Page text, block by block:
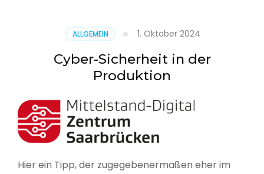
seinen
Lagebericht
zur
in
Deutschland
ALLGEMEIN 1. Oktober 2024
Cyber-Sicherheit in der
Produktion
Hier ein Tipp, der zugegebenermaßen eher im